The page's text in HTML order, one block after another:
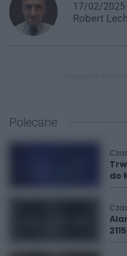
17/02/2025
Robert
Polecane
do